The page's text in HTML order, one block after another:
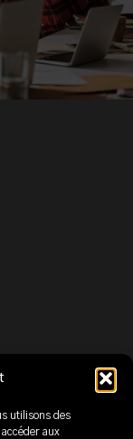
utilisons des
aux